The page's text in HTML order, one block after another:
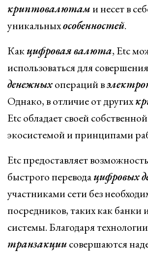
криптовалютами несет в
уникальныхособенностей.
Какцифроваявалюта, Etc
использоваться для
денежныхопераций в
Однако, в отличие от других
Etc обладает своей
экосистемой и принципами
Etc предоставляет
быстрого переводацифровых
участниками сети без
посредников, таких как
системы. Благодаря технологии
транзакциисовершаются